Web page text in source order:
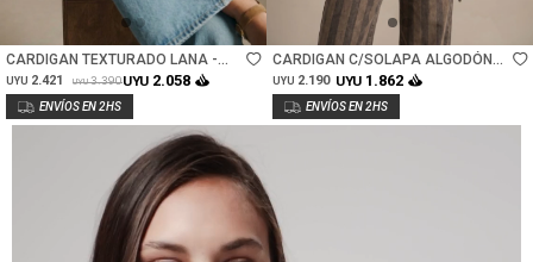
CARDIGAN TEXTURADO LANA -
AZUL OSCURO
UYU 2.421 UYU 3.390UYU 2.058
Talle
CARDIGAN C/SOLAPA ALGODÓN
ELASTANO - NEGRO
UYU 2.190 UYU 1.862